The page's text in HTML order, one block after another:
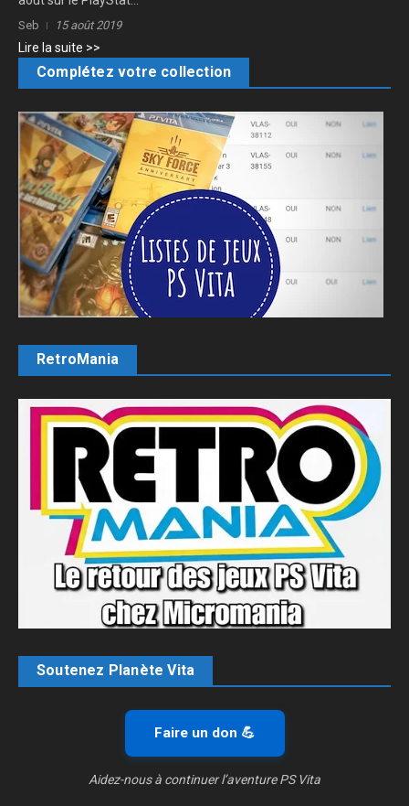
Seb 15 août 2019
Lire la suite >>
Complétez votre collection
RetroMania
Soutenez Planète Vita
Faire un don 💪
Aidez-nous à continuer l’aventure PS Vita